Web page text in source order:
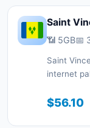
Saint
📶 5GB📅
Saint
internet
$56.10